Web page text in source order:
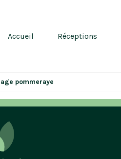
Accueil Réceptions
pommeraye